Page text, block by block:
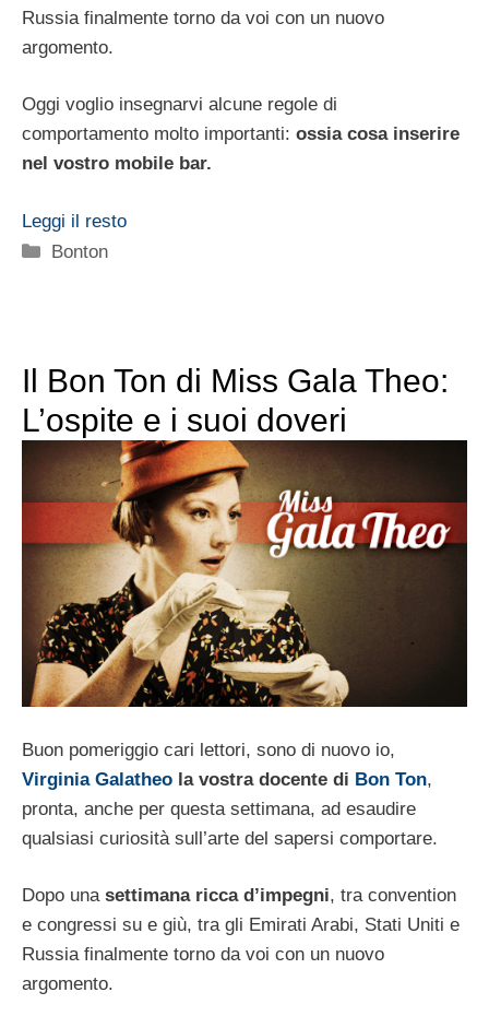
Russia finalmente torno da voi con un nuovo
argomento.
Oggi voglio insegnarvi alcune regole di
comportamento molto importanti: ossia cosa inserire
nel vostro mobile bar.
Leggi il resto
Categorie
Bonton
Il Bon Ton di Miss Gala Theo:
L’ospite e i suoi doveri
Buon pomeriggio cari lettori, sono di nuovo io,
Virginia Galatheo la vostra docente di Bon Ton,
pronta, anche per questa settimana, ad esaudire
qualsiasi curiosità sull’arte del sapersi comportare.
Dopo una settimana ricca d’impegni, tra convention
e congressi su e giù, tra gli Emirati Arabi, Stati Uniti e
Russia finalmente torno da voi con un nuovo
argomento.